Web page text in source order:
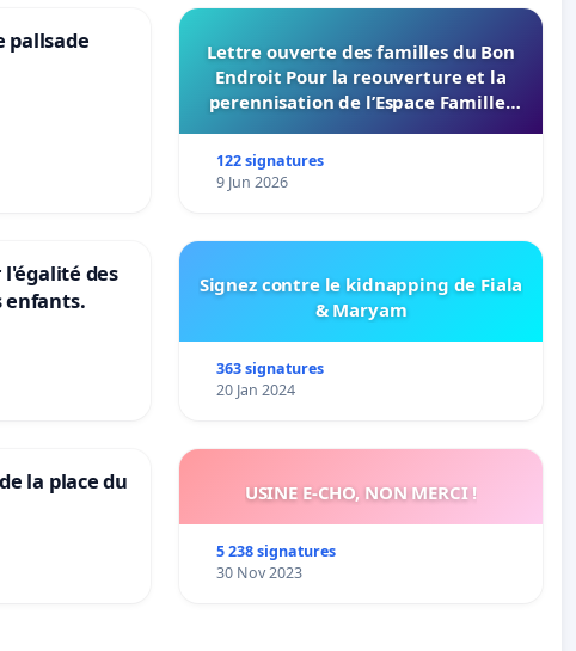
pallsade
Lettre ouverte des familles du Bon
Endroit Pour la reouverture et la
perennisation de l’Espace Familles
122 signatures
9 Jun 2026
des
enfants.
Signez contre le kidnapping de Fiala
& Maryam
363 signatures
20 Jan 2024
la place du
USINE E-CHO, NON MERCI !
5 238 signatures
30 Nov 2023